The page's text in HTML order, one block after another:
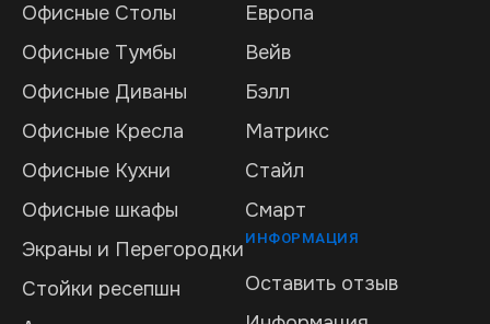
Офисные Столы
Офисные Тумбы
Офисные Диваны
Офисные Кресла
Офисные Кухни
Офисные шкафы
Экраны и Перегородки
Стойки ресепшн
Европа
Вейв
Бэлл
Матрикс
Стайл
Смарт
ИНФОРМАЦИЯ
Оставить отзыв